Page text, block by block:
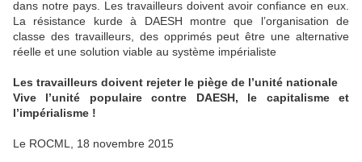
dans notre pays. Les travailleurs doivent avoir confiance en eux.
La résistance kurde à DAESH montre que l’organisation de
classe des travailleurs, des opprimés peut être une alternative
réelle et une solution viable au système impérialiste
Les travailleurs doivent rejeter le piège de l’unité nationale
Vive l’unité populaire contre DAESH, le capitalisme et
l’impérialisme !
Le ROCML, 18 novembre 2015